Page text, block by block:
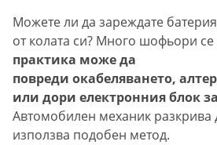
Можете ли да зареждате
от колата си? Много шофьори се
практика може да
повреди окабеляването,
или дори електронния блок
Автомобилен механик разкрива
използва подобен метод.